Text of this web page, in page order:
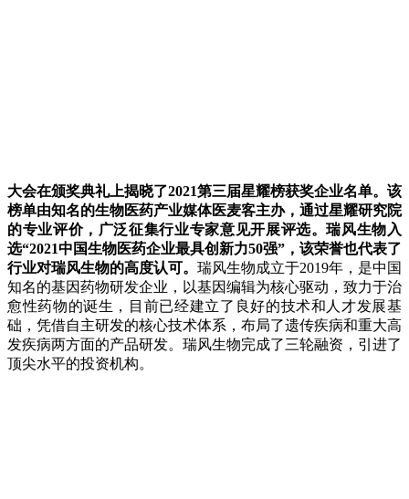
大会在颁奖典礼上揭晓了2021第三届星耀榜获奖企业名单。该
榜单由知名的生物医药产业媒体医麦客主办，通过星耀研究院
的专业评价，广泛征集行业专家意见开展评选。瑞风生物入
选“2021中国生物医药企业最具创新力50强”，该荣誉也代表了
行业对瑞风生物的高度认可。 瑞风生物成立于2019年， 是中国
知名的基因药物研发企业，以基因编辑为核心驱动，致力于治
愈性药物的诞生，目前已经建立了良好的技术和人才发展基
础，凭借自主研发的核心技术体系，布局了遗传疾病和重大高
发疾病两方面的产品研发。瑞风生物完成了三轮融资，引进了
顶尖水平的投资机构。